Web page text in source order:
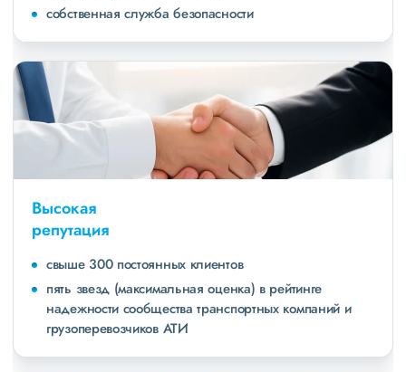
собственная служба безопасности
Высокая
репутация
свыше 300 постоянных клиентов
пять звезд (максимальная оценка) в рейтинге
надежности сообщества транспортных компаний и
грузоперевозчиков АТИ